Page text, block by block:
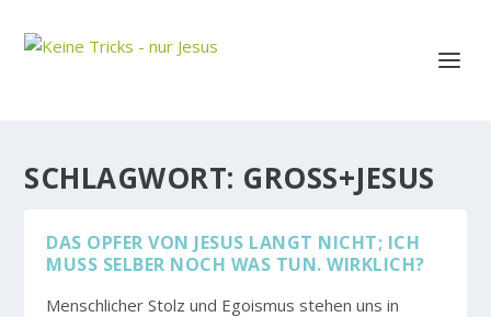
SCHLAGWORT: GROSS+JESUS
DAS OPFER VON JESUS LANGT NICHT; ICH
MUSS SELBER NOCH WAS TUN. WIRKLICH?
Menschlicher Stolz und Egoismus stehen uns in